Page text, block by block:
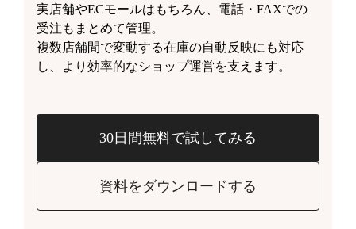
実店舗やECモールはもちろん、 電話・FAXでの
受注もまとめて管理。
複数店舗間で変動する在庫の自動反映にも対応
し、 より効率的なショップ運営を支えます。
30日間無料で試してみる
資料をダウンロードする